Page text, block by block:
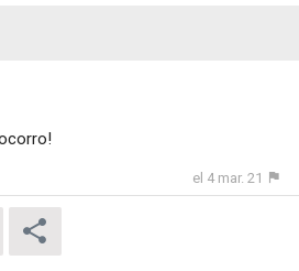
el 4 mar. 21